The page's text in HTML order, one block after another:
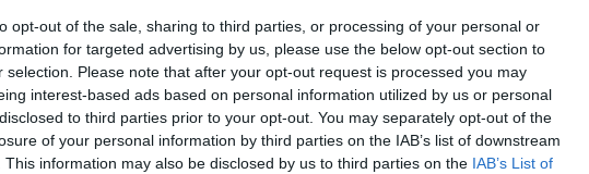
opt-out of the sale, sharing to third parties, or processing of your personal or
for targeted advertising by us, please use the below opt-out section to
selection. Please note that after your opt-out request is processed you may
interest-based ads based on personal information utilized by us or personal
to third parties prior to your opt-out. You may separately opt-out of the
of your personal information by third parties on the IAB’s list of downstream
This information may also be disclosed by us to third parties on the IAB’s List of
KO
22:55
Europa
ufficiali
19:49